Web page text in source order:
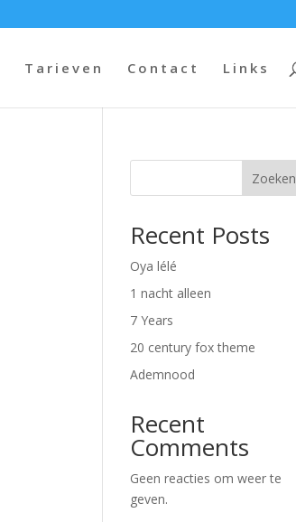
Tarieven Contact Links
Zoeken
Recent Posts
Oya lélé
1 nacht alleen
7 Years
20 century fox theme
Ademnood
Recent
Comments
Geen reacties om weer te
geven.